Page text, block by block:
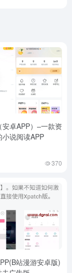
卓APP）–一款资
说阅读APP
370
站漫游安卓版)